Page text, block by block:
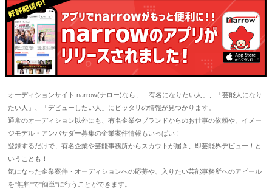
オーディションサイト narrow(ナロー)なら、「有名になりたい人」、「芸能人になり
たい人」、「デビューしたい人」にピッタリの情報が見つかります。
通常のオーディション以外にも、有名企業やブランドからのお仕事の依頼や、イメー
ジモデル・アンバサダー募集の企業案件情報もいっぱい！
登録するだけで、有名企業や芸能事務所からスカウトが届き、即芸能界デビュー！と
いうことも！
気になった企業案件・オーディションへの応募や、入りたい芸能事務所へのアピール
を"無料"で"簡単"に行うことができます。